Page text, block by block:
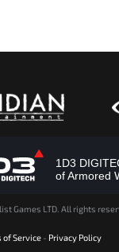
1D3
of Armored
Games LTD. All rights
of Service - Privacy Policy